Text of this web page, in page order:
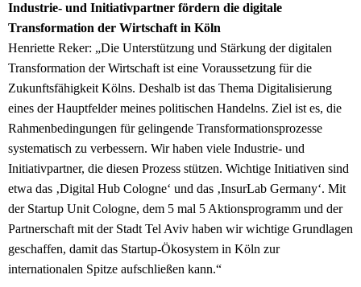
Industrie- und Initiativpartner fördern die digitale
Transformation der Wirtschaft in Köln
Henriette Reker: „Die Unterstützung und Stärkung der digitalen
Transformation der Wirtschaft ist eine Voraussetzung für die
Zukunftsfähigkeit Kölns. Deshalb ist das Thema Digitalisierung
eines der Hauptfelder meines politischen Handelns. Ziel ist es, die
Rahmenbedingungen für gelingende Transformationsprozesse
systematisch zu verbessern. Wir haben viele Industrie- und
Initiativpartner, die diesen Prozess stützen. Wichtige Initiativen sind
etwa das ‚Digital Hub Cologne‘ und das ‚InsurLab Germany‘. Mit
der Startup Unit Cologne, dem 5 mal 5 Aktionsprogramm und der
Partnerschaft mit der Stadt Tel Aviv haben wir wichtige Grundlagen
geschaffen, damit das Startup-Ökosystem in Köln zur
internationalen Spitze aufschließen kann.“